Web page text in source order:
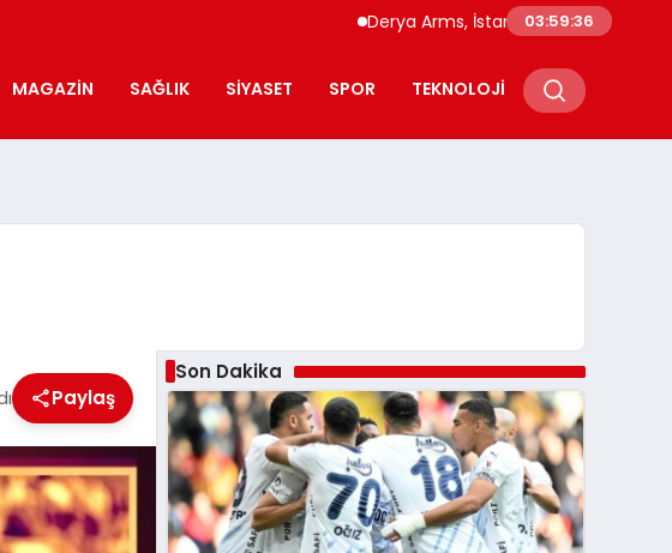
Derya Arms, İstanbul Prohunt 2026’da
03:59:37
MAGAZIN SAĞLIK SIYASET SPOR TEKNOLOJI
Paylaş
Son Dakika